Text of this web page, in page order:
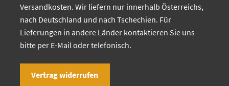
Versandkosten. Wir liefern nur innerhalb Österreichs,
nach Deutschland und nach Tschechien. Für
Lieferungen in andere Länder kontaktieren Sie uns
bitte per E-Mail oder telefonisch.
Vertrag widerrufen